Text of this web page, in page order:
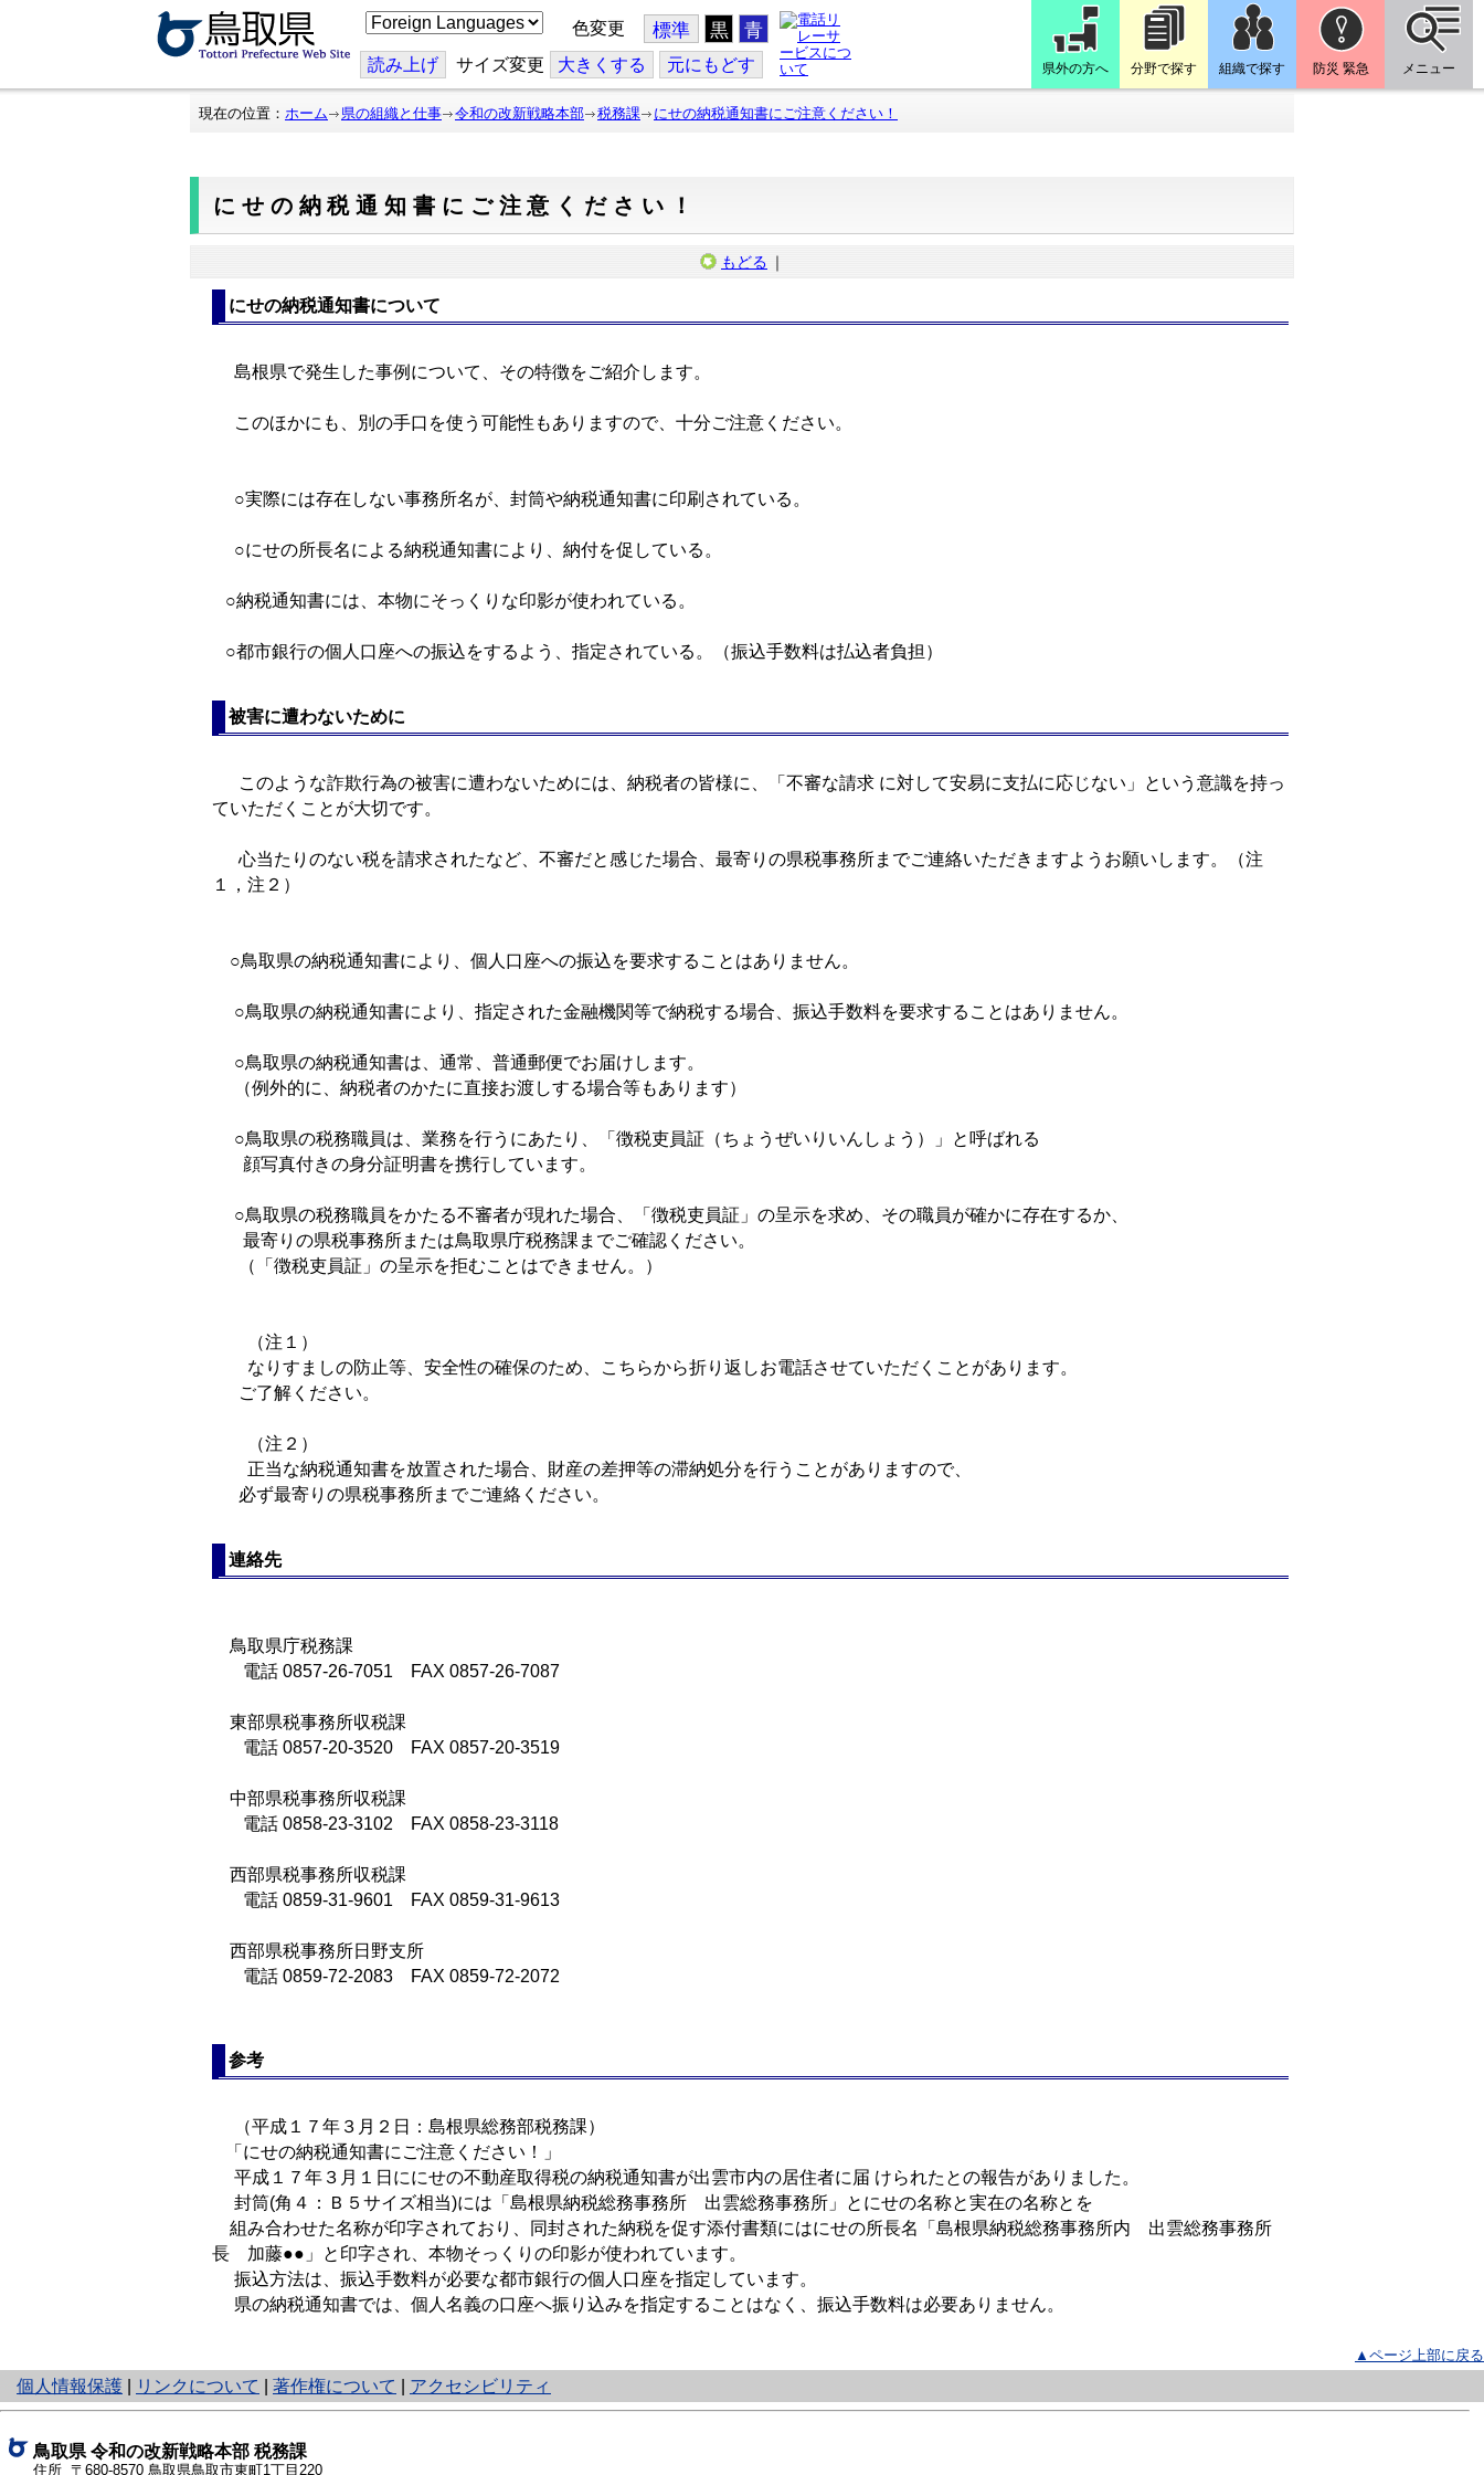
こ
の
ジ
を
翻
色変更 標準 黒 青
読み上げ サイズ変更 大きくする 元にもどす 県外の方へ 分野で探す 組織で探す 防災 緊急 メニュー
現在の位置： ホーム 県の組織と仕事 令和の改新戦略本部 税務課 にせの納税通知書にご注意ください！
にせの納税通知書にご注意ください！
もどる ｜
にせの納税通知書について
島根県で発生した事例について、その特徴をご紹介します。
このほかにも、別の手口を使う可能性もありますので、十分ご注意ください。
○実際には存在しない事務所名が、封筒や納税通知書に印刷されている。
○にせの所長名による納税通知書により、納付を促している。
○納税通知書には、本物にそっくりな印影が使われている。
○都市銀行の個人口座への振込をするよう、指定されている。（振込手数料は払込者負担）
被害に遭わないために
このような詐欺行為の被害に遭わないためには、納税者の皆様に、「不審な請求 に対して安易に支払に応じない」という意識を持っ
ていただくことが大切です。
心当たりのない税を請求されたなど、不審だと感じた場合、最寄りの県税事務所までご連絡いただきますようお願いします。（注
１，注２）
○鳥取県の納税通知書により、個人口座への振込を要求することはありません。
○鳥取県の納税通知書により、指定された金融機関等で納税する場合、振込手数料を要求することはありません。
○鳥取県の納税通知書は、通常、普通郵便でお届けします。
（例外的に、納税者のかたに直接お渡しする場合等もあります）
○鳥取県の税務職員は、業務を行うにあたり、「徴税吏員証（ちょうぜいりいんしょう）」と呼ばれる
顔写真付きの身分証明書を携行しています。
○鳥取県の税務職員をかたる不審者が現れた場合、「徴税吏員証」の呈示を求め、その職員が確かに存在するか、
最寄りの県税事務所または鳥取県庁税務課までご確認ください。
（「徴税吏員証」の呈示を拒むことはできません。）
（注１）
なりすましの防止等、安全性の確保のため、こちらから折り返しお電話させていただくことがあります。
ご了解ください。
（注２）
正当な納税通知書を放置された場合、財産の差押等の滞納処分を行うことがありますので、
必ず最寄りの県税事務所までご連絡ください。
連絡先
鳥取県庁税務課
電話 0857-26-7051 FAX 0857-26-7087
東部県税事務所収税課
電話 0857-20-3520 FAX 0857-20-3519
中部県税事務所収税課
電話 0858-23-3102 FAX 0858-23-3118
西部県税事務所収税課
電話 0859-31-9601 FAX 0859-31-9613
西部県税事務所日野支所
電話 0859-72-2083 FAX 0859-72-2072
参考
（平成１７年３月２日：島根県総務部税務課）
「にせの納税通知書にご注意ください！」
平成１７年３月１日ににせの不動産取得税の納税通知書が出雲市内の居住者に届 けられたとの報告がありました。
封筒(角４：Ｂ５サイズ相当)には「島根県納税総務事務所 出雲総務事務所」とにせの名称と実在の名称とを
組み合わせた名称が印字されており、同封された納税を促す添付書類にはにせの所長名「島根県納税総務事務所内 出雲総務事務所
長 加藤●●」と印字され、本物そっくりの印影が使われています。
振込方法は、振込手数料が必要な都市銀行の個人口座を指定しています。
県の納税通知書では、個人名義の口座へ振り込みを指定することはなく、振込手数料は必要ありません。
▲ページ上部に戻る
個人情報保護
と
り
ッ
ト
リンクについて 著作権について アクセシビリティ
鳥取県 令和の改新戦略本部 税務課
住所 〒680-8570 鳥取県鳥取市東町1丁目220